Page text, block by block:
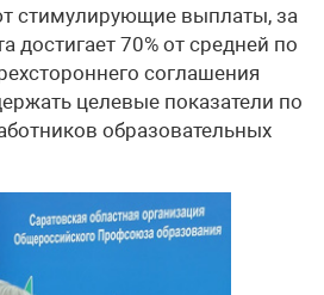
стимулирующие выплаты, за
достигает 70% от средней по
соглашения
целевые показатели по
образовательных